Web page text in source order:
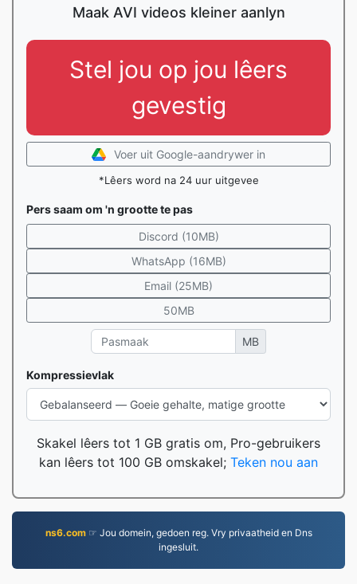
Maak AVI videos kleiner aanlyn
Stel jou op jou lêers
gevestig
Voer uit Google-aandrywer in
*Lêers word na 24 uur uitgevee
Pers saam om 'n grootte te pas
Discord (10MB)
WhatsApp (16MB)
Email (25MB)
50MB
MB
Kompressievlak
Skakel lêers tot 1 GB gratis om, Pro-gebruikers
kan lêers tot 100 GB omskakel; Teken nou aan
ns6.com☞ Jou domein, gedoen reg. Vry privaatheid en Dns
ingesluit.